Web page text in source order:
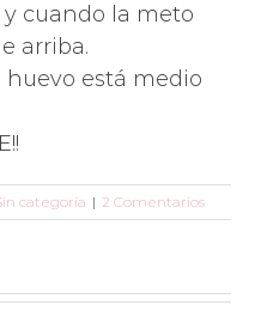
cuando la meto
arriba.
huevo está medio
categoría | 2 Comentarios